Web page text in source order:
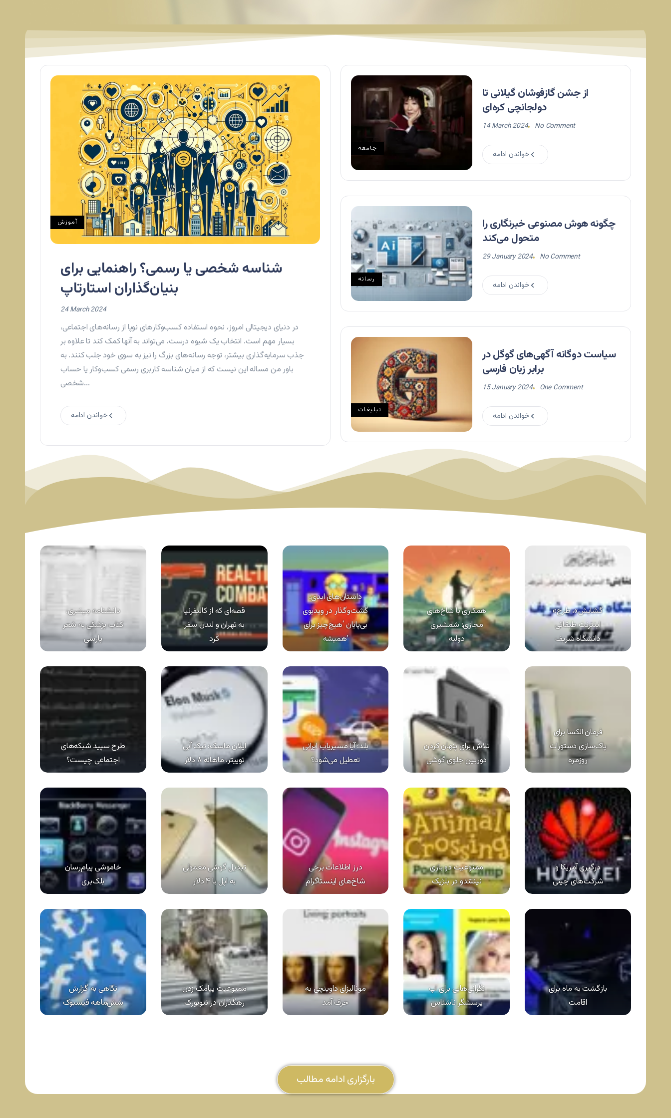
آموزش
شناسه شخصی یا رسمی؟ راهنمایی برای
بنیان‌گذاران استارتاپ
24 March 2024
در دنیای دیجیتالی امروز، نحوه استفاده کسب‌وکارهای نوپا از رسانه‌های اجتماعی،
بسیار مهم است. انتخاب یک شیوه درست، می‌تواند به آنها کمک کند تا علاوه بر
جذب سرمایه‌گذاری بیشتر، توجه رسانه‌های بزرگ را نیز به سوی خود جلب کنند. به
باور من مساله این نیست که از میان شناسه کاربری رسمی کسب‌وکار یا حساب
شخصی...
خواندن ادامه
جامعه
از جشن گازفوشان گیلانی تا
دولجانچی کره‌ای
14 March 2024 No Comment
خواندن ادامه
رسانه
چگونه هوش مصنوعی خبرنگاری را
متحول می‌کند
29 January 2024 No Comment
خواندن ادامه
تبلیغات
سیاست دوگانه آگهی‌های گوگل در
برابر زبان فارسی
15 January 2024 One Comment
خواندن ادامه
دانشنامه مِیسَری،
کتاب پزشکی به شعر
پارسی
قصه‌ای که از کالیفرنیا
به تهران و لندن سفر
کرد
داستان‌های ابدی:
گشت‌وگذار در ویدیوی
بی‌پایان ‘هیچ‌چیز برای
همیشه’
همکاری با شاخ‌های
مجازی: شمشیری
دولبه
«گشایش»، طرح
اینترنت طبقاتی
دانشگاه شریف
طرح سپید شبکه‌های
اجتماعی چیست؟
ایلان ماسک: تیک آبی
توییتر، ماهانه ۸ دلار
بلد؛ آیا مسیر‌یاب ایرانی
تعطیل می‌شود؟
تلاش برای پنهان کردن
دوربین جلوی گوشی
فرمان الکسا برای
پاک‌سازی دستورات
روزمره
خاموشی پیام‌رسان
بلک‌بری
تبدیل گوشی معمولی
به اپل با ۴ دلار
درز اطلاعات برخی
شاخ‌های اینستاگرام
ممنوعیت دو بازی
نینتندو در بلژیک
درگیری آمریکا و
شرکت‌های چینی
نگاهی به گزارش
شش‌ماهه فیسبوک
ممنوعیت پیامک زدن
رهگذران در نیویورک
مونالیزای داوینچی به
حرف آمد
نگرانی‌هایی برای اپ
پرسشگر ناشناس
بازگشت به ماه برای
اقامت
بارگزاری ادامه مطالب